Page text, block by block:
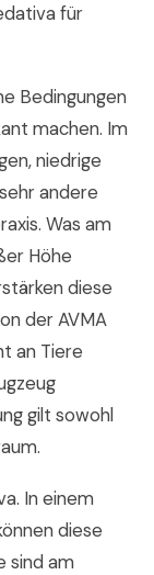
für
Bedingungen
machen. Im
niedrige
andere
Was am
Höhe
diese
der AVMA
an Tiere
gilt sowohl
In einem
diese
sind am